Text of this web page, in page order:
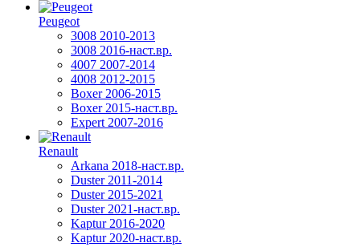
Peugeot
3008 2010-2013
3008 2016-наст.вр.
4007 2007-2014
4008 2012-2015
Boxer 2006-2015
Boxer 2015-наст.вр.
Expert 2007-2016
Renault
Arkana 2018-наст.вр.
Duster 2011-2014
Duster 2015-2021
Duster 2021-наст.вр.
Kaptur 2016-2020
Kaptur 2020-наст.вр.